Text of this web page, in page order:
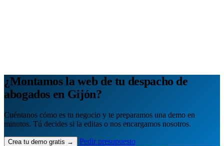
Quiero mi panel
¿Montamos la web de tu despacho de
abogados en Gijón?
Cuéntanos cómo es tu negocio y te preparamos una demo en
minutos. Tú decides si la editas o nos encargamos nosotros.
Crea tu demo gratis →
Pedir presupuesto